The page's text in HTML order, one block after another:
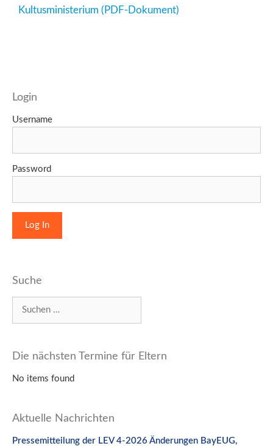
Kultusministerium (PDF-Dokument)
Login
Username
Password
Suche
Die nächsten Termine für Eltern
No items found
Aktuelle Nachrichten
Pressemitteilung der LEV 4-2026 Änderungen BayEUG,